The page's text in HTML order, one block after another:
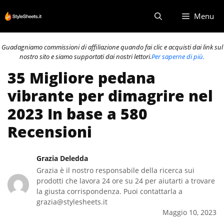
al
contenuto
Menu
Guadagniamo commissioni di affiliazione quando fai clic e acquisti dai link sul
nostro sito e siamo supportati dai nostri lettori.Per saperne di più.
35 Migliore pedana
vibrante per dimagrire nel
2023 In base a 580
Recensioni
Grazia Deledda
Grazia è il nostro responsabile della ricerca sui
prodotti che lavora 24 ore su 24 per aiutarti a trovare
la giusta corrispondenza. Puoi contattarla a
grazia@stylesheets.it
Maggio 10, 2023